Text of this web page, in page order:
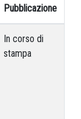
Pubblicazione
In corso di
stampa